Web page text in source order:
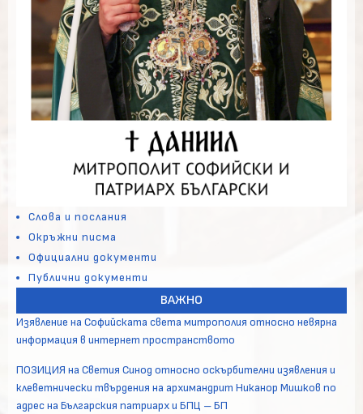
Слова и послания
Окръжни писма
Официални документи
Публични документи
ВАЖНО
Изявление на Софийската света митрополия относно невярна
информация в интернет пространството
ПОЗИЦИЯ на Светия Синод относно оскърбителни изявления и
клеветнически твърдения на архимандрит Никанор Мишков по
адрес на Българския патриарх и БПЦ – БП